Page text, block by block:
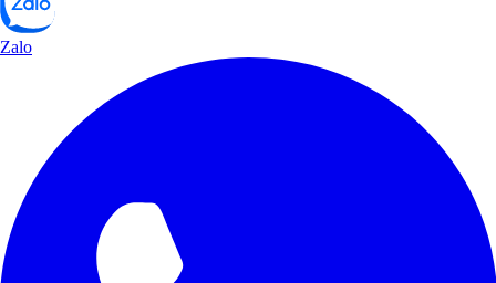
Zalo